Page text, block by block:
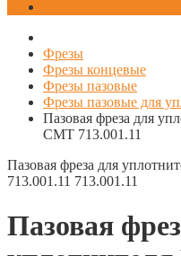
Фрезы
Фрезы концевые
Фрезы пазовые
Фрезы пазовые для
Пазовая фреза для
CMT 713.001.11
Пазовая фреза для
713.001.11 713.001.11
Пазовая